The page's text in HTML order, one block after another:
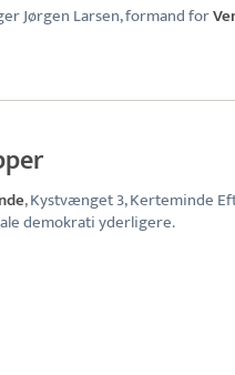
Jørgen Larsen, formand for
, Kystvænget 3, Kerteminde
demokrati yderligere.